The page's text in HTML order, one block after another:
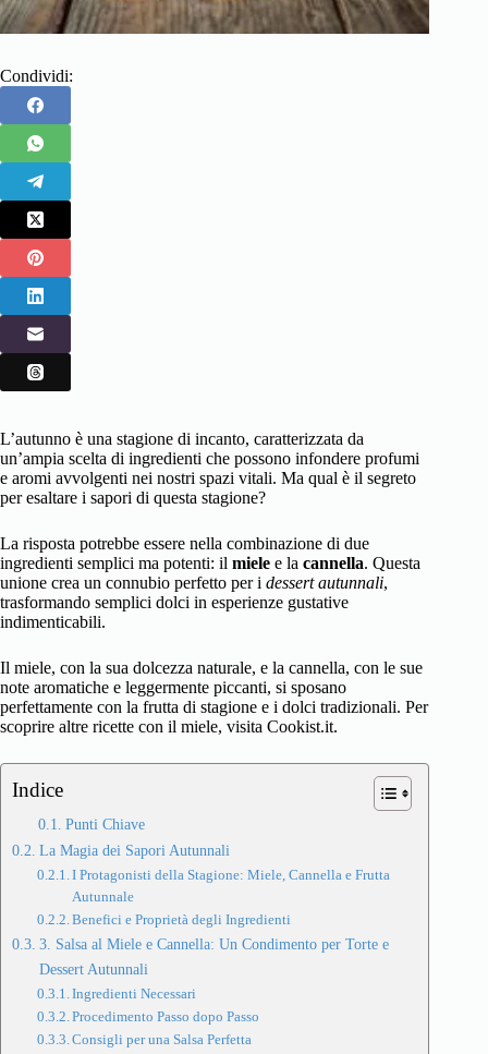
Condividi:
L’autunno è una stagione di incanto, caratterizzata da
un’ampia scelta di ingredienti che possono infondere profumi
e aromi avvolgenti nei nostri spazi vitali. Ma qual è il segreto
per esaltare i sapori di questa stagione?
La risposta potrebbe essere nella combinazione di due
ingredienti semplici ma potenti: il miele e la cannella. Questa
unione crea un connubio perfetto per i dessert autunnali,
trasformando semplici dolci in esperienze gustative
indimenticabili.
Il miele, con la sua dolcezza naturale, e la cannella, con le sue
note aromatiche e leggermente piccanti, si sposano
perfettamente con la frutta di stagione e i dolci tradizionali. Per
scoprire altre ricette con il miele, visita Cookist.it.
Indice
Punti Chiave
La Magia dei Sapori Autunnali
I Protagonisti della Stagione: Miele, Cannella e Frutta
Autunnale
Benefici e Proprietà degli Ingredienti
3. Salsa al Miele e Cannella: Un Condimento per Torte e
Dessert Autunnali
Ingredienti Necessari
Procedimento Passo dopo Passo
Consigli per una Salsa Perfetta